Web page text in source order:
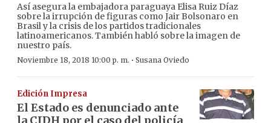
Así asegura la embajadora paraguaya Elisa Ruiz Díaz
sobre la irrupción de figuras como Jair Bolsonaro en
Brasil y la crisis de los partidos tradicionales
latinoamericanos. También habló sobre la imagen de
nuestro país.
Noviembre 18, 2018 10:00 p. m. · Susana Oviedo
Edición Impresa
El Estado es denunciado ante
la CIDH por el caso del policía